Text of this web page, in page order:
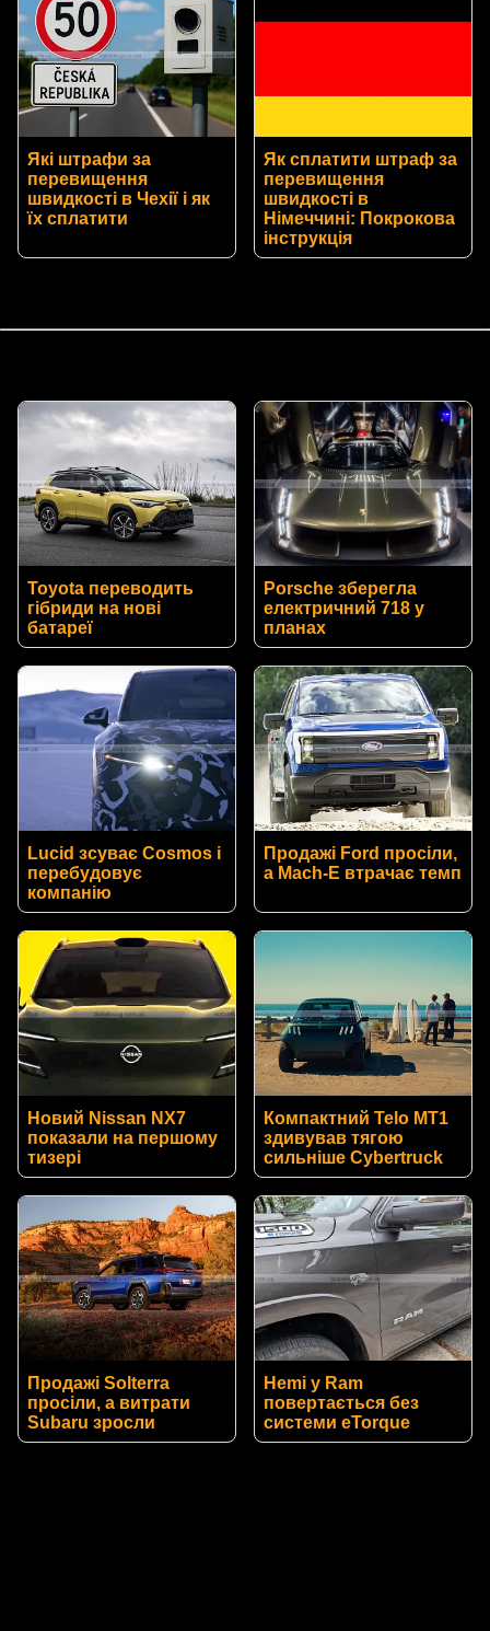
Які штрафи за
перевищення
швидкості в Чехії і як
їх сплатити
Як сплатити штраф за
перевищення
швидкості в
Німеччині: Покрокова
інструкція
Toyota переводить
гібриди на нові
батареї
Porsche зберегла
електричний 718 у
планах
Lucid зсуває Cosmos і
перебудовує
компанію
Продажі Ford просіли,
а Mach-E втрачає темп
Новий Nissan NX7
показали на першому
тизері
Компактний Telo MT1
здивував тягою
сильніше Cybertruck
Продажі Solterra
просіли, а витрати
Subaru зросли
Hemi у Ram
повертається без
системи eTorque